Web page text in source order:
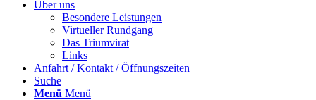
Über uns
Besondere Leistungen
Virtueller Rundgang
Das Triumvirat
Links
Anfahrt / Kontakt / Öffnungszeiten
Suche
Menü Menü